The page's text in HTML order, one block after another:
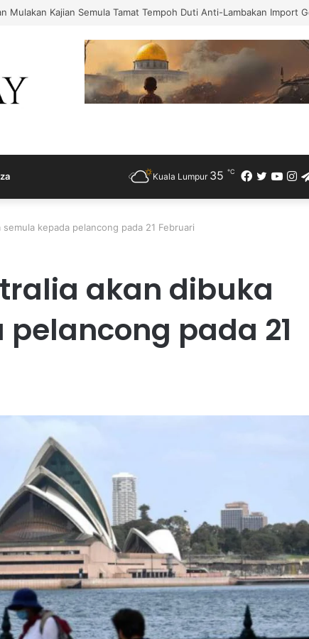
Mulakan Kajian Semula Tamat Tempoh Duti Anti-Lambakan Import
Twitter
Facebook
Kuala Lumpur 35 ℃
kepada pelancong pada 21 Februari
akan dibuka
pada 21